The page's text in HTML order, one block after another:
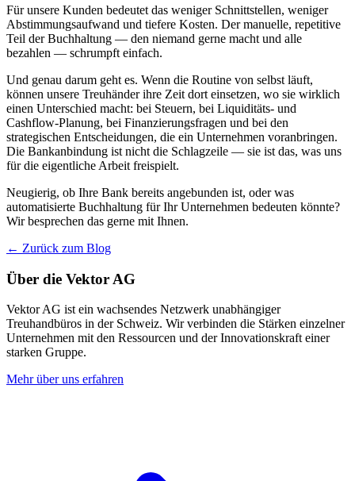
Für unsere Kunden bedeutet das weniger Schnittstellen, weniger
Abstimmungsaufwand und tiefere Kosten. Der manuelle, repetitive
Teil der Buchhaltung — den niemand gerne macht und alle
bezahlen — schrumpft einfach.
Und genau darum geht es. Wenn die Routine von selbst läuft,
können unsere Treuhänder ihre Zeit dort einsetzen, wo sie wirklich
einen Unterschied macht: bei Steuern, bei Liquiditäts- und
Cashflow-Planung, bei Finanzierungsfragen und bei den
strategischen Entscheidungen, die ein Unternehmen voranbringen.
Die Bankanbindung ist nicht die Schlagzeile — sie ist das, was uns
für die eigentliche Arbeit freispielt.
Neugierig, ob Ihre Bank bereits angebunden ist, oder was
automatisierte Buchhaltung für Ihr Unternehmen bedeuten könnte?
Wir besprechen das gerne mit Ihnen.
← Zurück zum Blog
Über die Vektor AG
Vektor AG ist ein wachsendes Netzwerk unabhängiger
Treuhandbüros in der Schweiz. Wir verbinden die Stärken einzelner
Unternehmen mit den Ressourcen und der Innovationskraft einer
starken Gruppe.
Mehr über uns erfahren